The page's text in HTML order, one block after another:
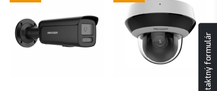
Kontaktný formulár